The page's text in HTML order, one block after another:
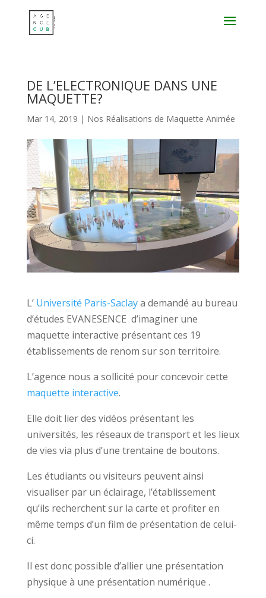
DE L’ELECTRONIQUE DANS UNE
MAQUETTE?
Mar 14, 2019 | Nos Réalisations de Maquette Animée
L’ Université Paris-Saclaya demandé au bureau
d’études EVANESENCE d’imaginer une
maquette interactive présentant ces 19
établissements de renom sur son territoire.
L’agence nous a sollicité pour concevoir cette
maquette interactive.
Elle doit lier des vidéos présentant les
universités, les réseaux de transport et les lieux
de vies via plus d’une trentaine de boutons.
Les étudiants ou visiteurs peuvent ainsi
visualiser par un éclairage, l’établissement
qu’ils recherchent sur la carte et profiter en
même temps d’un film de présentation de celui-
ci.
Il est donc possible d’allier une présentation
physique à une présentation numérique .